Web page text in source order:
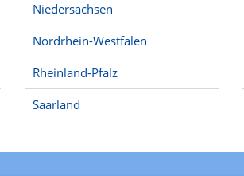
Niedersachsen
Nordrhein-Westfalen
Rheinland-Pfalz
Saarland